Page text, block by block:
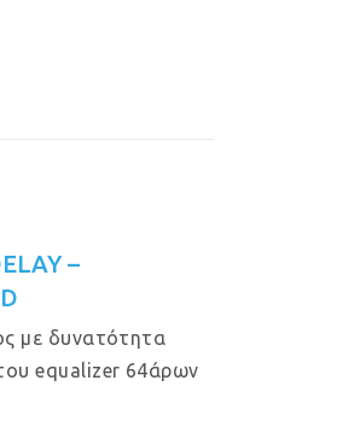
–
με δυνατότητα
equalizer 64άρων